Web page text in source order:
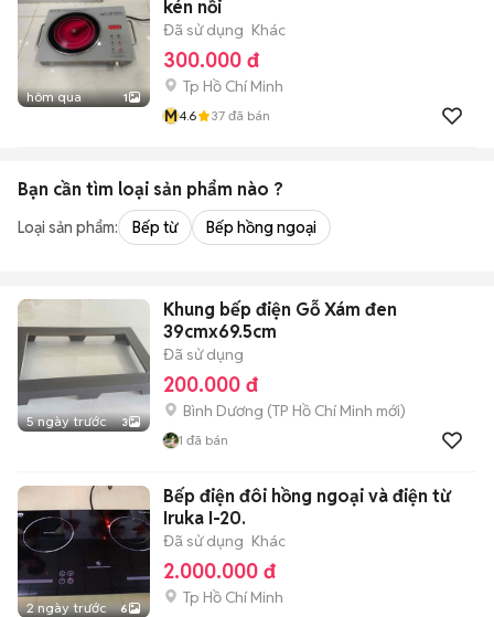
hôm qua 1
kén nồi
Đã sử dụng Khác
300.000 đ
Tp Hồ Chí Minh
M4.6 37 đã bán
Bạn cần tìm loại sản phẩm nào ?
Loại sản phẩm: Bếp từ Bếp hồng ngoại
5 ngày trước 3
Khung bếp điện Gỗ Xám đen
39cmx69.5cm
Đã sử dụng
200.000 đ
Bình Dương (TP Hồ Chí Minh mới)
1 đã bán
2 ngày trước 6
Bếp điện đôi hồng ngoại và điện từ
Iruka I-20.
Đã sử dụng Khác
2.000.000 đ
Tp Hồ Chí Minh